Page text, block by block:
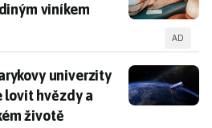
viníkem
AD
univerzity míří do
univerzity
lovit hvězdy a
životě